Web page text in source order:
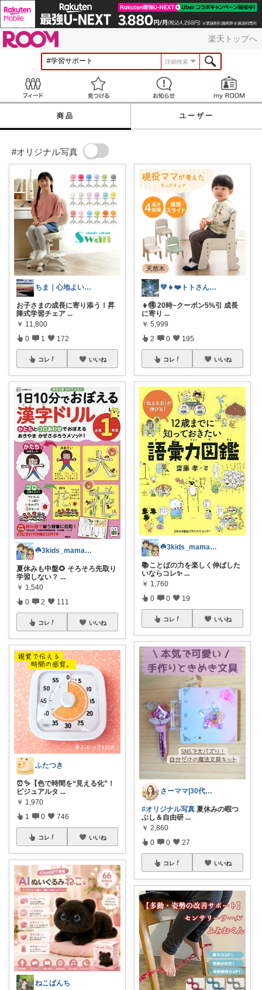
楽天トップへ
詳細検索
見つける お知らせ
商品 ユーザー
#オリジナル写真
ちま｜心地よい日常のアイテム🍁
お子さまの成長に寄り添う！昇
降式学習チェア ...
￥ 11,800
0 1 172
コレ いいね
☘️3kids_mama_room☘️
夏休みも中盤🌻 そろそろ先取り
学習しない？ ...
￥ 1,540
0 2 111
コレ いいね
ふたつき
⏰✨【色で時間を“見える化”！
ビジュアルタ ...
￥ 1,970
1 0 746
コレ いいね
ねこぱんち
💚👧❤️トトさん 8月🥵
👧🉐 20時~クーポン5%引 成長
に寄り ...
￥ 5,999
2 0 195
コレ いいね
☘️3kids_mama_room☘️
📚ことばの力を楽しく伸ばした
いならコレ✨ ...
￥ 1,760
0 0 19
コレ いいね
さーママ|30代小2女児ママ🎀
#オリジナル写真 夏休みの暇つ
ぶし＆自由研 ...
￥ 2,860
0 0 27
コレ いいね